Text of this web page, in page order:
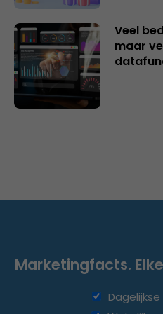
Veel
maar
Marketingfacts.